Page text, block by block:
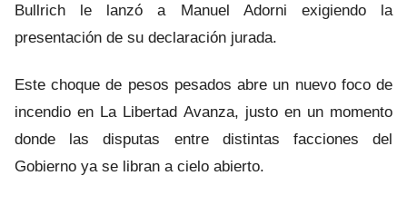
Bullrich le lanzó a Manuel Adorni exigiendo la
presentación de su declaración jurada.
Este choque de pesos pesados abre un nuevo foco de
incendio en La Libertad Avanza, justo en un momento
donde las disputas entre distintas facciones del
Gobierno ya se libran a cielo abierto.